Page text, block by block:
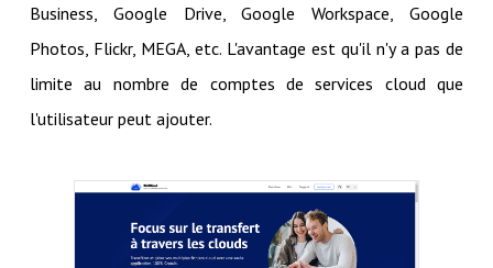
Business, Google Drive, Google Workspace, Google
Photos, Flickr, MEGA, etc. L'avantage est qu'il n'y a pas de
limite au nombre de comptes de services cloud que
l'utilisateur peut ajouter.